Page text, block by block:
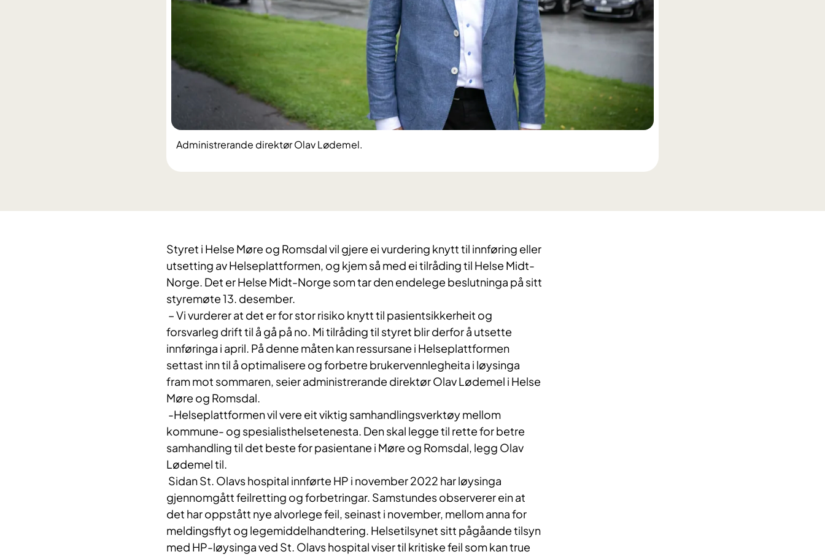
Administrerande direktør Olav Lødemel.
Styret i Helse Møre og Romsdal vil gjere ei vurdering knytt til innføring eller
utsetting av Helseplattformen, og kjem så med ei tilråding til Helse Midt-
Norge. Det er Helse Midt-Norge som tar den endelege beslutninga på sitt
styremøte 13. desember.
– Vi vurderer at det er for stor risiko knytt til pasientsikkerheit og
forsvarleg drift til å gå på no. Mi tilråding til styret blir derfor å utsette
innføringa i april. På denne måten kan ressursane i Helseplattformen
settast inn til å optimalisere og forbetre brukervennlegheita i løysinga
fram mot sommaren, seier administrerande direktør Olav Lødemel i Helse
Møre og Romsdal.
-Helseplattformen vil vere eit viktig samhandlingsverktøy mellom
kommune- og spesialisthelsetenesta. Den skal legge til rette for betre
samhandling til det beste for pasientane i Møre og Romsdal, legg Olav
Lødemel til.
Sidan St. Olavs hospital innførte HP i november 2022 har løysinga
gjennomgått feilretting og forbetringar. Samstundes observerer ein at
det har oppstått nye alvorlege feil, seinast i november, mellom anna for
meldingsflyt og legemiddelhandtering. Helsetilsynet sitt pågåande tilsyn
med HP-løysinga ved St. Olavs hospital viser til kritiske feil som kan true